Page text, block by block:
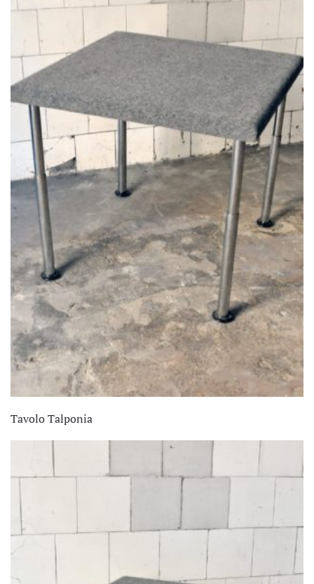
Tavolo Talponia